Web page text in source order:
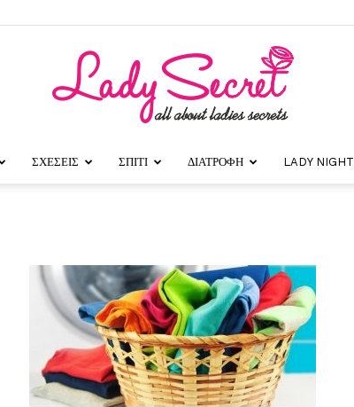
Secret
ΣΧΕΣΕΙΣ ΣΠΙΤΙ ΔΙΑΤΡΟΦΗ LADY NIGHT